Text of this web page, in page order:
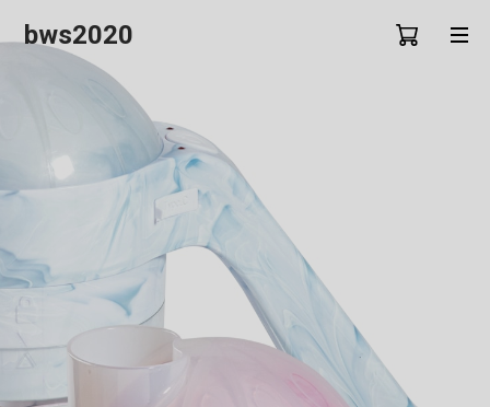
bws2020